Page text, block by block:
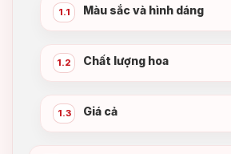
1.1 Màu sắc và hình dáng
1.2 Chất lượng hoa
1.3 Giá cả